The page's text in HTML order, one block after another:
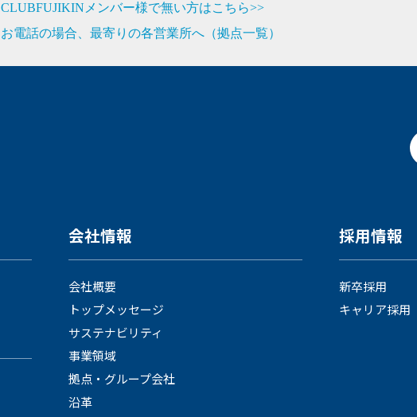
CLUBFUJIKINメンバー様で無い方はこちら>>
お電話の場合、最寄りの各営業所へ（拠点一覧）
会社情報
会社概要
トップメッセージ
サステナビリティ
事業領域
拠点・グループ会社
沿革
採用情報
新卒採用
キャリア採用